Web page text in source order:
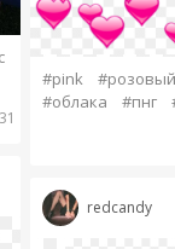
#pink
#розовый
#облака
#пнг
redcandy